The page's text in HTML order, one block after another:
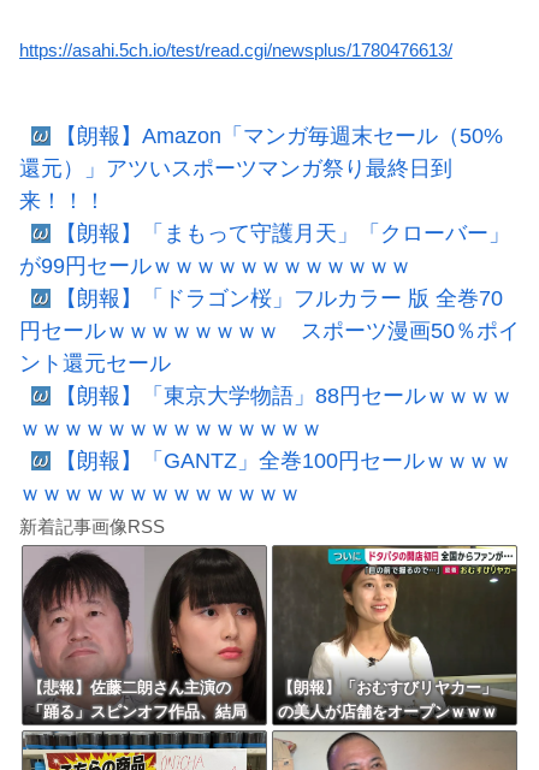
https://asahi.5ch.io/test/read.cgi/newsplus/1780476613/
【朗報】Amazon「マンガ毎週末セール（50%
還元）」アツいスポーツマンガ祭り最終日到
来！！！
【朗報】「まもって守護月天」「クローバー」
が99円セールｗｗｗｗｗｗｗｗｗｗｗｗ
【朗報】「ドラゴン桜」フルカラー 版 全巻70
円セールｗｗｗｗｗｗｗｗ スポーツ漫画50％ポイ
ント還元セール
【朗報】「東京大学物語」88円セールｗｗｗｗ
ｗｗｗｗｗｗｗｗｗｗｗｗｗｗ
【朗報】「GANTZ」全巻100円セールｗｗｗｗ
ｗｗｗｗｗｗｗｗｗｗｗｗｗ
新着記事画像RSS
【悲報】佐藤二朗さん主演の
「踊る」スピンオフ作品、結局
撮影中止が決定ｗｗｗｗｗｗｗ
ｗｗ
【朗報】「おむすびリヤカー」
の美人が店舗をオープンｗｗｗ
ｗｗｗｗｗｗｗｗｗ